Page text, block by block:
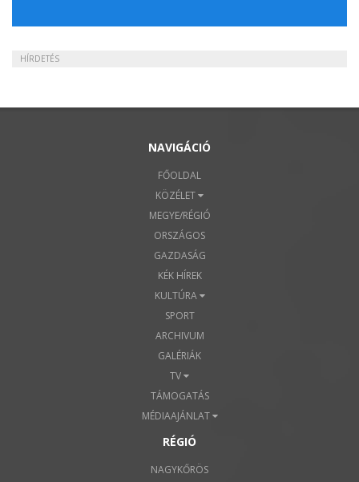
HÍRDETÉS
NAVIGÁCIÓ
FŐOLDAL
KÖZÉLET
MEGYE/RÉGIÓ
ORSZÁGOS
GAZDASÁG
KÉK HÍREK
KULTÚRA
SPORT
ARCHIVUM
GALÉRIÁK
TV
TÁMOGATÁS
MÉDIAAJÁNLAT
RÉGIÓ
NAGYKŐRÖS